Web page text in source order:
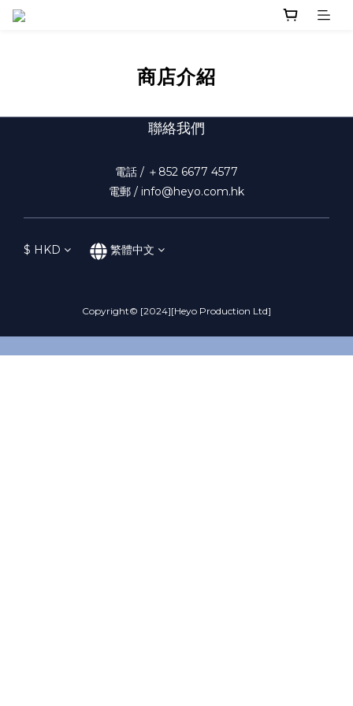
商店介紹
聯絡我們
電話 / ＋852 6677 4577
電郵 / info@heyo.com.hk
$ HKD 繁體中文
Copyright© [2024][Heyo Production Ltd]